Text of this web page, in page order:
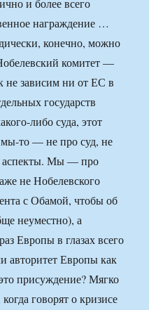
и более всего
награждение …
конечно, можно
комитет —
не зависим ни от ЕС в
государств
либо суда, этот
то — не про суд, не
аспекты. Мы — про
не Нобелевского
с Обамой, чтобы об
неуместно), а
Европы в глазах всего
авторитет Европы как
присуждение? Мягко
говорят о кризисе